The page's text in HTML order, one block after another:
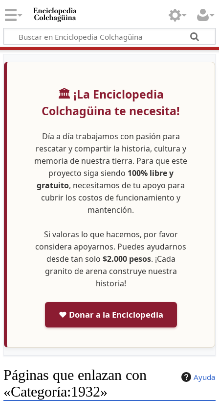
🏛️ ¡La Enciclopedia
Colchagüina te necesita!
Día a día trabajamos con pasión para
rescatar y compartir la historia, cultura y
memoria de nuestra tierra. Para que este
proyecto siga siendo 100% libre y
gratuito, necesitamos de tu apoyo para
cubrir los costos de funcionamiento y
mantención.
Si valoras lo que hacemos, por favor
considera apoyarnos. Puedes ayudarnos
desde tan solo $2.000 pesos. ¡Cada
granito de arena construye nuestra
historia!
❤️ Donar a la Enciclopedia
Ayuda
Páginas que enlazan con
«Categoría:1932»